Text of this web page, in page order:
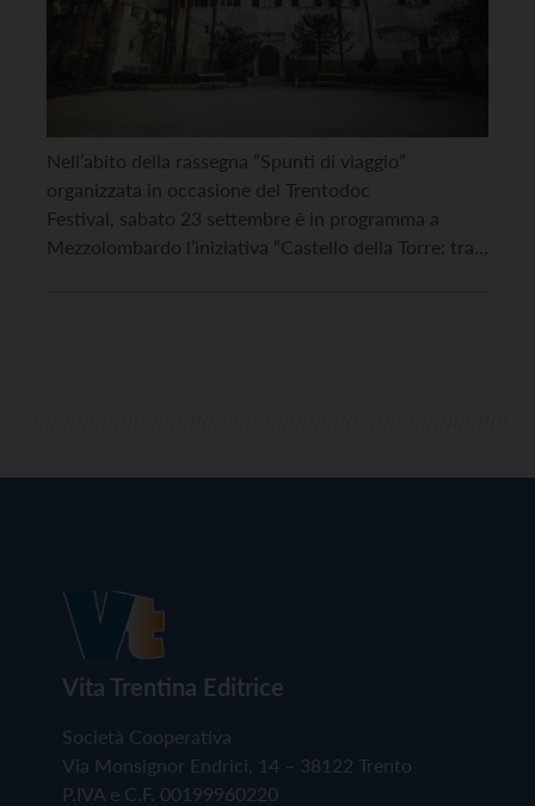
Nell’abito della rassegna “Spunti di viaggio”
organizzata in occasione del Trentodoc
Festival, sabato 23 settembre è in programma a
Mezzolombardo l’iniziativa “Castello della Torre: tra
Vita Trentina Editrice
Società Cooperativa
Via Monsignor Endrici, 14 – 38122 Trento
P.IVA e C.F. 00199960220